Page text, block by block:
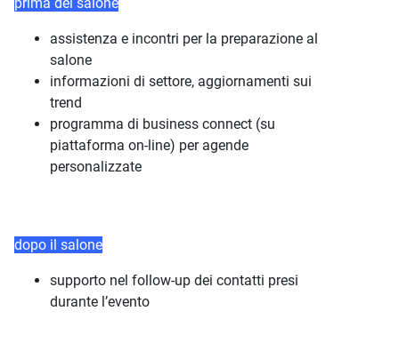
prima del salone
assistenza e incontri per la preparazione al
salone
informazioni di settore, aggiornamenti sui
trend
programma di business connect (su
piattaforma on-line) per agende
personalizzate
dopo il salone
supporto nel follow-up dei contatti presi
durante l’evento